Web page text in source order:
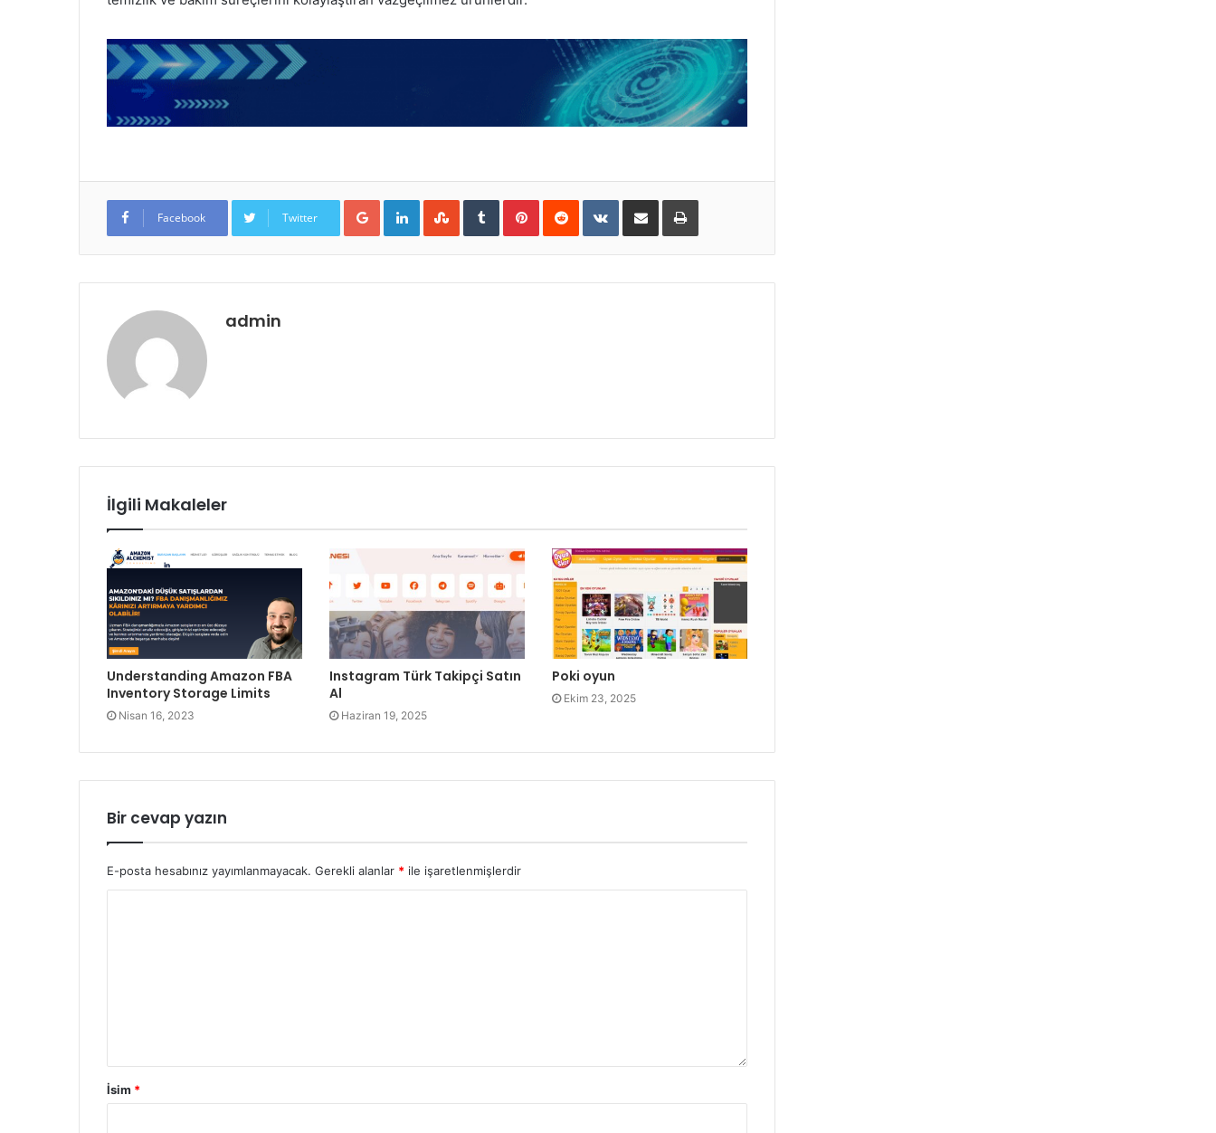
Facebook Twitter
Google+ LinkedIn StumbleUpon Tumblr Pinterest Reddit VKontakte E-Posta ile paylaş
admin
İlgili Makaleler
Understanding Amazon FBA
Inventory Storage Limits
Nisan 16, 2023
Instagram Türk Takipçi Satın
Al
Haziran 19, 2025
Poki oyun
Ekim 23, 2025
Bir cevap yazın
E-posta hesabınız yayımlanmayacak. Gerekli alanlar * ile işaretlenmişlerdir
İsim *